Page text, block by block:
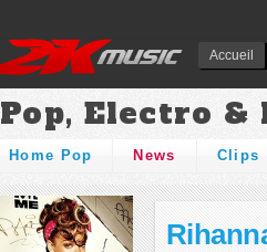
Accueil
Pop, Electro &
Home Pop News Clips